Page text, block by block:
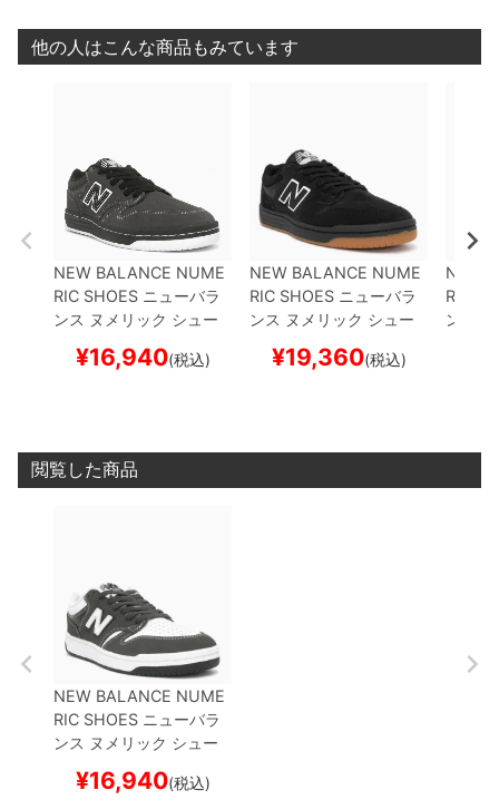
他の人はこんな商品もみています
NEW BALANCE NUME
RIC SHOES ニューバラ
ンス ヌメリック シュー
80CSSCEMENT/BLAC
¥16,940(税込)
NEW BALANCE NUME
RIC SHOES ニューバラ
ンス ヌメリック シュー
80SBWBLACK/BLACK
¥19,360(税込)
NEW
RIC
ンス
閲覧した商品
NEW BALANCE NUME
RIC SHOES ニューバラ
ンス ヌメリック シュー
80BABCEMENT/WHIT
¥16,940(税込)